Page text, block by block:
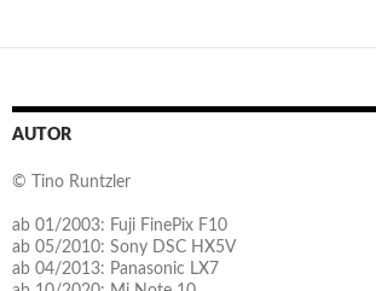
AUTOR
© Tino Runtzler
ab 01/2003: Fuji FinePix F10
ab 05/2010: Sony DSC HX5V
ab 04/2013: Panasonic LX7